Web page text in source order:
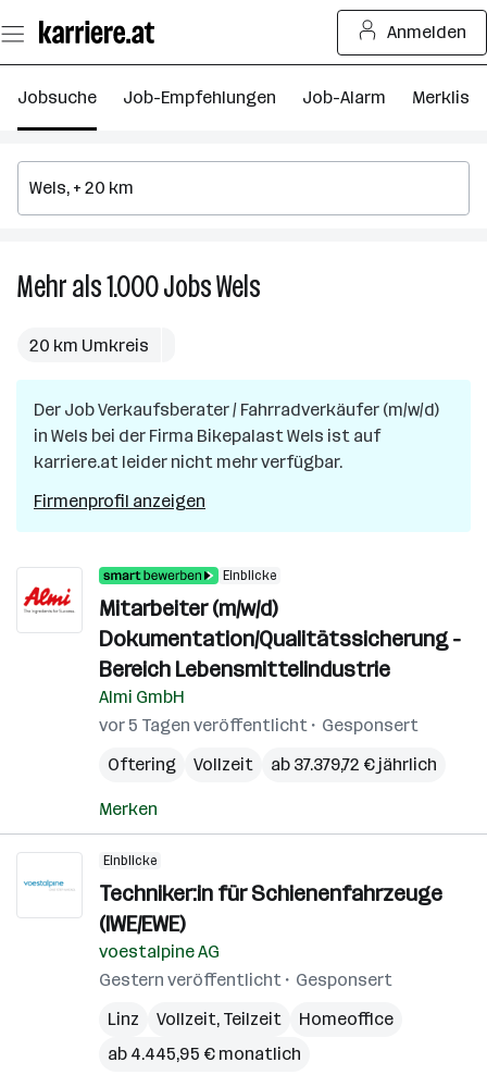
Seiteninhalt
springen
Anmelden
Jobsuche Job-Empfehlungen Job-Alarm Merkliste
Mehr als 1.000JobsWels
in
Wels
20 km Umkreis
Der JobVerkaufsberater / Fahrradverkäufer (m/w/d)
in Wels bei der Firma Bikepalast Wels ist auf
karriere.at leider nicht mehr verfügbar.
Firmenprofil anzeigen
Einblicke
Mitarbeiter (m/w/d)
Dokumentation/Qualitätssicherung -
Bereich Lebensmittelindustrie
Almi GmbH
vor 5 Tagen veröffentlicht
Gesponsert
Oftering
Vollzeit ab 37.379,72 € jährlich
Merken
Einblicke
Techniker:in für Schienenfahrzeuge
(IWE/EWE)
voestalpine AG
Gestern veröffentlicht
Gesponsert
Linz
Vollzeit, Teilzeit
Homeoffice
ab 4.445,95 € monatlich